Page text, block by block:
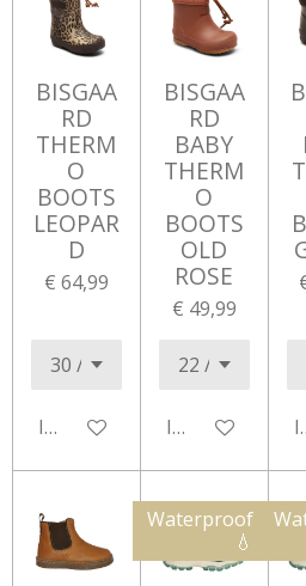
BISGAA
RD
THERM
O
BOOTS
LEOPAR
D
€ 64,99
In winkelwagen
BISGAA
RD
BABY
THERM
O
BOOTS
OLD
ROSE
€ 49,99
In winkelwagen
Waterproof
💧